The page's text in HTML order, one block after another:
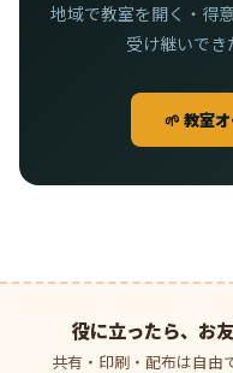
地域で教室を開く・得
受け継いでき
🌱 教室
役に立ったら、お
共有・印刷・配布は自由